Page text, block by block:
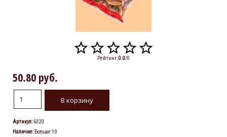
Рейтинг:0.0/0
50.80 руб.
Артикул: 6320
Наличие: Больше 10